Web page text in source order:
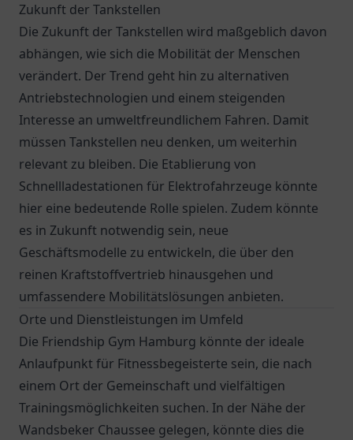
Zukunft der Tankstellen
Die Zukunft der Tankstellen wird maßgeblich davon
abhängen, wie sich die Mobilität der Menschen
verändert. Der Trend geht hin zu alternativen
Antriebstechnologien und einem steigenden
Interesse an umweltfreundlichem Fahren. Damit
müssen Tankstellen neu denken, um weiterhin
relevant zu bleiben. Die Etablierung von
Schnellladestationen für Elektrofahrzeuge könnte
hier eine bedeutende Rolle spielen. Zudem könnte
es in Zukunft notwendig sein, neue
Geschäftsmodelle zu entwickeln, die über den
reinen Kraftstoffvertrieb hinausgehen und
umfassendere Mobilitätslösungen anbieten.
Orte und Dienstleistungen im Umfeld
Die Friendship Gym Hamburg könnte der ideale
Anlaufpunkt für Fitnessbegeisterte sein, die nach
einem Ort der Gemeinschaft und vielfältigen
Trainingsmöglichkeiten suchen. In der Nähe der
Wandsbeker Chaussee gelegen, könnte dies die